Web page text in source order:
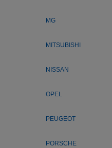
MG
MITSUBISHI
NISSAN
OPEL
PEUGEOT
PORSCHE